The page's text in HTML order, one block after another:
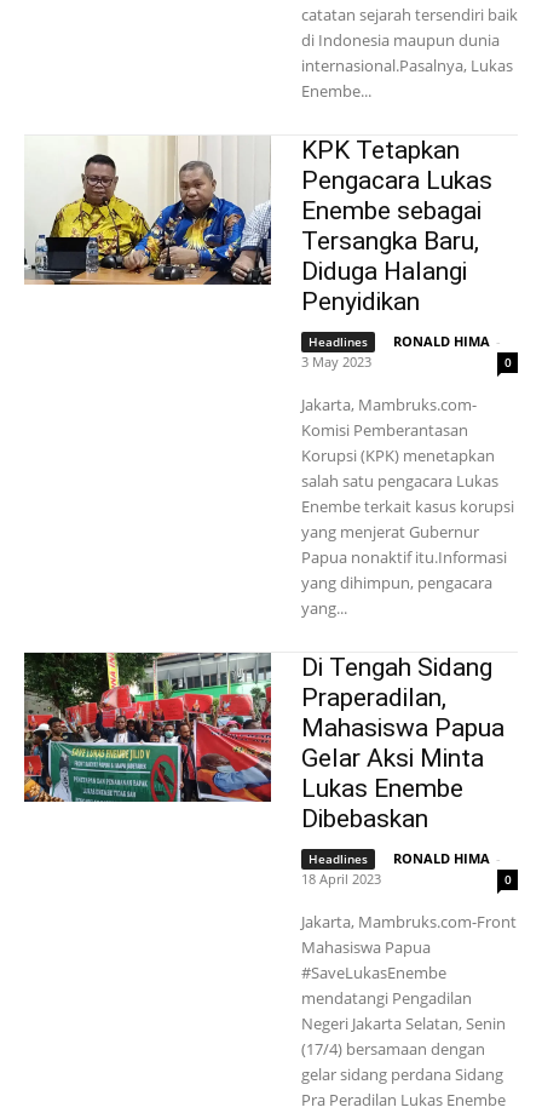
catatan sejarah tersendiri baik
di Indonesia maupun dunia
internasional.Pasalnya, Lukas
Enembe...
KPK Tetapkan
Pengacara Lukas
Enembe sebagai
Tersangka Baru,
Diduga Halangi
Penyidikan
Headlines RONALD HIMA -
3 May 2023
0
Jakarta, Mambruks.com-
Komisi Pemberantasan
Korupsi (KPK) menetapkan
salah satu pengacara Lukas
Enembe terkait kasus korupsi
yang menjerat Gubernur
Papua nonaktif itu.Informasi
yang dihimpun, pengacara
yang...
Di Tengah Sidang
Praperadilan,
Mahasiswa Papua
Gelar Aksi Minta
Lukas Enembe
Dibebaskan
Headlines RONALD HIMA -
18 April 2023
0
Jakarta, Mambruks.com-Front
Mahasiswa Papua
#SaveLukasEnembe
mendatangi Pengadilan
Negeri Jakarta Selatan, Senin
(17/4) bersamaan dengan
gelar sidang perdana Sidang
Pra Peradilan Lukas Enembe